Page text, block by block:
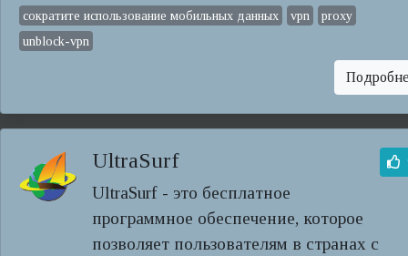
сократите использование мобильных данных
vpn
proxy
unblock-vpn
UltraSurf
UltraSurf - это бесплатное
программное обеспечение, которое
позволяет пользователям в странах с